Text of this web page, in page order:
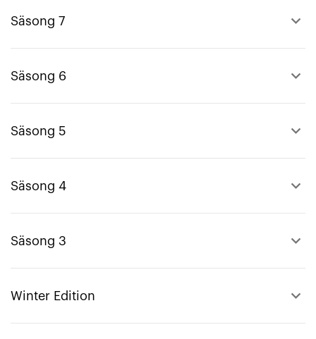
Säsong 7 keyboard_arrow_up
Säsong 6 keyboard_arrow_up
Säsong 5 keyboard_arrow_up
Säsong 4 keyboard_arrow_up
Säsong 3 keyboard_arrow_up
Winter Edition keyboard_arrow_up